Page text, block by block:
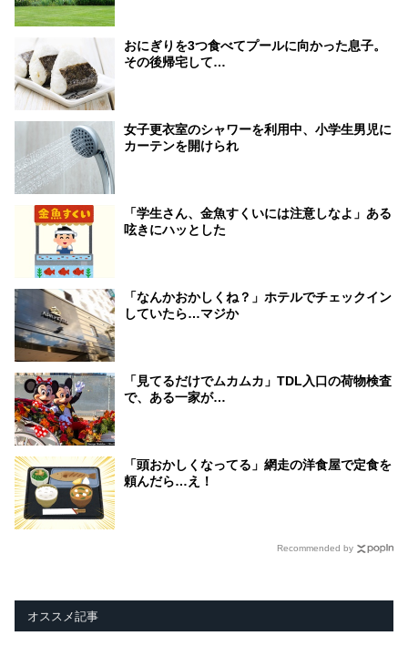
おにぎりを3つ食べてプールに向かった息子。
その後帰宅して…
女子更衣室のシャワーを利用中、小学生男児に
カーテンを開けられ
「学生さん、金魚すくいには注意しなよ」ある
呟きにハッとした
「なんかおかしくね？」ホテルでチェックイン
していたら…マジか
「見てるだけでムカムカ」TDL入口の荷物検査
で、ある一家が…
「頭おかしくなってる」網走の洋食屋で定食を
頼んだら…え！
Recommended by
オススメ記事